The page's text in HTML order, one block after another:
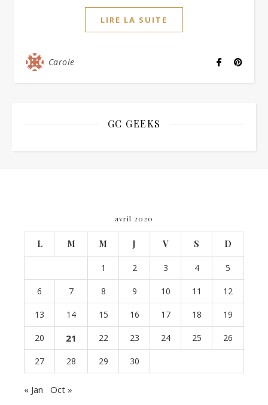
LIRE LA SUITE
Carole
GC GEEKS
avril 2020
L M M J V S D
1 2 3 4 5
6 7 8 9 10 11 12
13 14 15 16 17 18 19
20 21 22 23 24 25 26
27 28 29 30
« Jan Oct »